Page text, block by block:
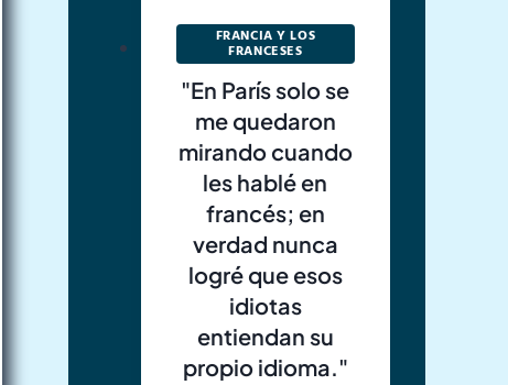
FRANCIA Y LOS
FRANCESES
"En París solo se
me quedaron
mirando cuando
les hablé en
francés; en
verdad nunca
logré que esos
idiotas
entiendan su
propio idioma."